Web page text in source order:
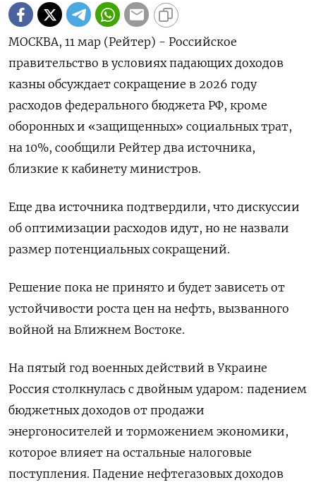
МОСКВА, 11 мар (Рейтер) - Российское
правительство в условиях падающих доходов
казны обсуждает сокращение в 2026 году
расходов федерального бюджета РФ, кроме
оборонных и «защищенных» социальных трат,
на 10%, сообщили Рейтер два источника,
близкие к кабинету министров.
Еще два источника подтвердили, что дискуссии
об оптимизации расходов идут, но не назвали
размер потенциальных сокращений.
Решение пока не принято и будет зависеть от
‌устойчивости роста цен на нефть, вызванного
войной на Ближнем Востоке.
На пятый год военных действий в Украине
Россия столкнулась с двойным ударом: падением
бюджетных доходов от продажи
энергоносителей и торможением экономики,
которое влияет на остальные налоговые
поступления. Падение нефтегазовых доходов